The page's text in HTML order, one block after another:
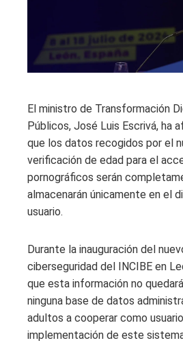
El ministro de Transformación
Públicos, José Luis Escrivá, ha
que los datos recogidos por el
verificación de edad para el
pornográficos serán
almacenarán únicamente en el
usuario.
Durante la inauguración del
ciberseguridad del INCIBE en
que esta información no
ninguna base de datos
adultos a cooperar como
implementación de este